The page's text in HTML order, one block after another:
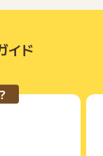
イント獲得対象
相応しくない入
ことがある場合
だくことを推奨
上の申し込み方
からお申し込みく
く、代理店が行
を把握しており
お問い合わせを
す。
合旅行サイトで
行ツアー、レン
イド